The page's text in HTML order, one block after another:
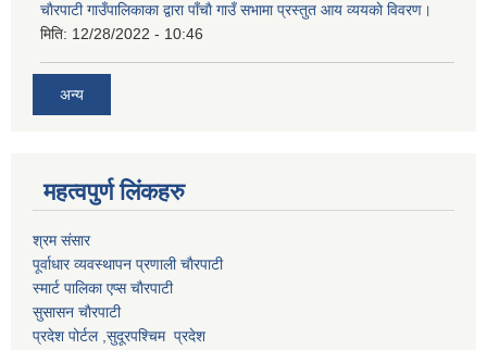
चाैरपाटी गाउँपालिकाका द्वारा पाँचाै गाउँ सभामा प्रस्तुत आय व्ययकाे विवरण।
मिति: 12/28/2022 - 10:46
अन्य
महत्वपुर्ण लि‌ंकहरु
श्रम संसार
पूर्वाधार व्यवस्थापन प्रणाली चाैरपाटी
स्मार्ट पालिका एप्स चाैरपाटी
सुसासन चाैरपाटी
प्रदेश पोर्टल ,सुदूरपश्चिम प्रदेश